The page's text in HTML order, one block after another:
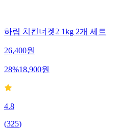
하림 치킨너겟2 1kg 2개 세트
26,400원
28%18,900원
4.8
(325)